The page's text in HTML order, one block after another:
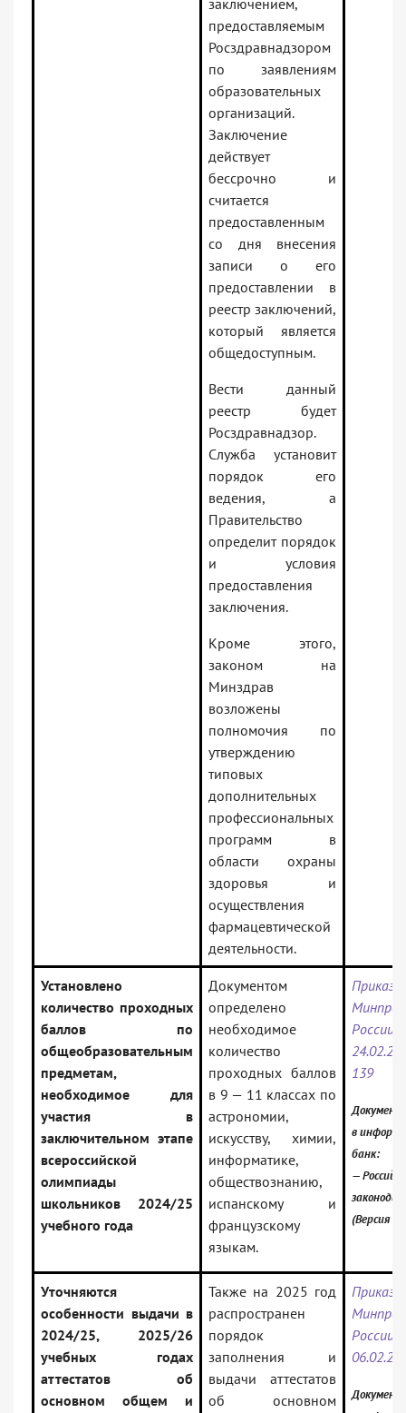
заключением,
предоставляемым
Росздравнадзором
по заявлениям
образовательных
организаций.
Заключение
действует
бессрочно и
считается
предоставленным
со дня внесения
записи о его
предоставлении в
реестр заключений,
который является
общедоступным.
Вести данный
реестр будет
Росздравнадзор.
Служба установит
порядок его
ведения, а
Правительство
определит порядок
и условия
предоставления
заключения.
Кроме этого,
законом на
Минздрав
возложены
полномочия по
утверждению
типовых
дополнительных
профессиональных
программ в
области охраны
здоровья и
осуществления
фармацевтической
деятельности.
Установлено
количество проходных
баллов по
общеобразовательным
предметам,
необходимое для
участия в
заключительном этапе
всероссийской
олимпиады
школьников 2024/25
учебного года
Документом
определено
необходимое
количество
проходных баллов
в 9 — 11 классах по
астрономии,
искусству, химии,
информатике,
обществознанию,
испанскому и
французскому
языкам.
Приказ
139
Документ
в
банк:
—
(Версия
Уточняются
особенности выдачи в
2024/25, 2025/26
учебных годах
аттестатов об
основном общем и
Также на 2025 год
распространен
порядок
заполнения и
выдачи аттестатов
об основном
Приказ
Документ